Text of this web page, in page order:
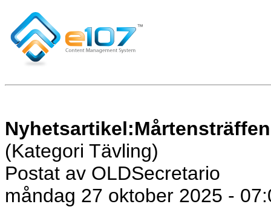
(Kategori Tävling)
Postat av OLDSecretario
måndag 27 oktober 2025 -